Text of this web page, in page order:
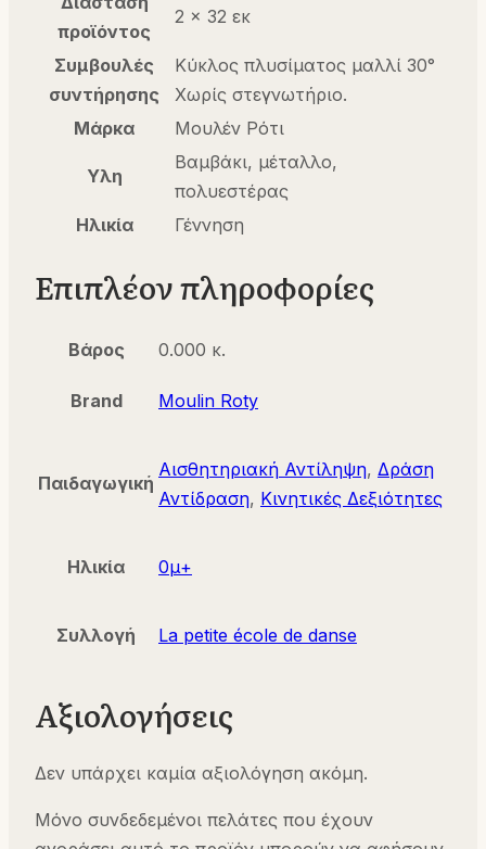
προϊόντος
2 x 32 εκ
Συμβουλές
συντήρησης
Κύκλος πλυσίματος μαλλί 30°
Χωρίς στεγνωτήριο.
Μάρκα
Μουλέν Ρότι
Υλη
Βαμβάκι, μέταλλο,
πολυεστέρας
Ηλικία
Γέννηση
Επιπλέον πληροφορίες
Βάρος 0.000 κ.
Brand Moulin Roty
Παιδαγωγική
Αισθητηριακή Αντίληψη, Δράση
Αντίδραση, Κινητικές Δεξιότητες
Ηλικία 0μ+
Συλλογή La petite école de danse
Αξιολογήσεις
Δεν υπάρχει καμία αξιολόγηση ακόμη.
Μόνο συνδεδεμένοι πελάτες που έχουν